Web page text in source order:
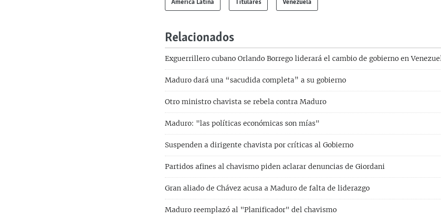
América Latina Titulares Venezuela
Relacionados
Exguerrillero cubano Orlando Borrego liderará el cambio de gobierno en
Maduro dará una “sacudida completa” a su gobierno
Otro ministro chavista se rebela contra Maduro
Maduro: "las políticas económicas son mías"
Suspenden a dirigente chavista por críticas al Gobierno
Partidos afines al chavismo piden aclarar denuncias de Giordani
Gran aliado de Chávez acusa a Maduro de falta de liderazgo
Maduro reemplazó al "Planificador" del chavismo